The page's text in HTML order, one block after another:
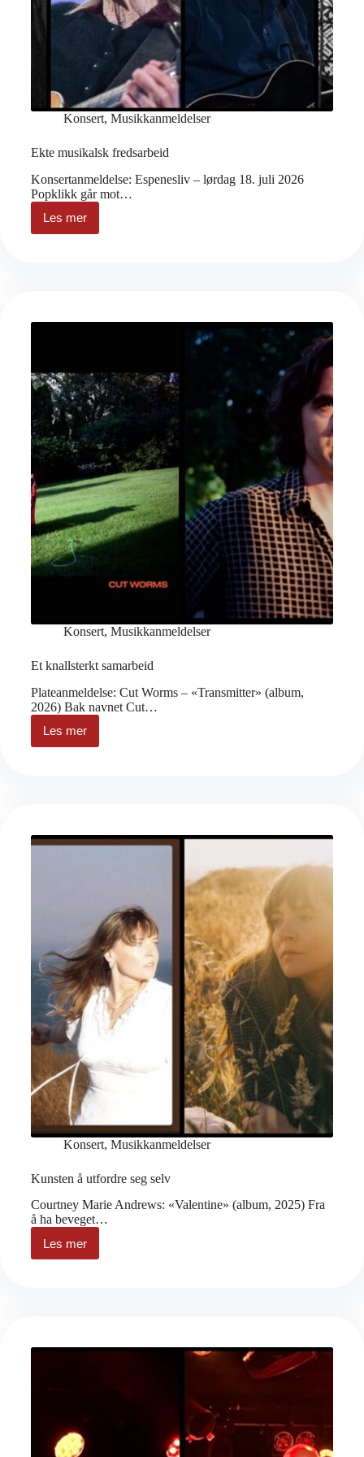
Konsert, Musikkanmeldelser
Ekte musikalsk fredsarbeid
Konsertanmeldelse: Espenesliv – lørdag 18. juli 2026
Popklikk går mot…
Les mer
Ekte
musikalsk
Konsert, Musikkanmeldelser
Et knallsterkt samarbeid
Plateanmeldelse: Cut Worms – «Transmitter» (album,
2026) Bak navnet Cut…
Les mer
Et
knallsterkt
Konsert, Musikkanmeldelser
Kunsten å utfordre seg selv
Courtney Marie Andrews: «Valentine» (album, 2025) Fra
å ha beveget…
Les mer
Kunsten
å